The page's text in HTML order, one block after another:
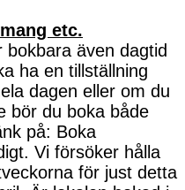
etc.
även dagtid
ha en tillställning
dagen eller om du
bör du boka både
på: Boka
Vi försöker hålla
för just detta